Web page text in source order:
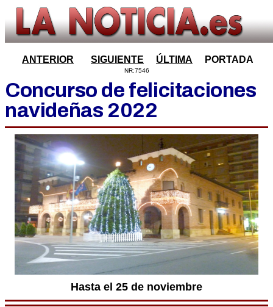
ANTERIOR SIGUIENTE ÚLTIMA PORTADA
NR:7546
Concurso de felicitaciones
navideñas 2022
Hasta el 25 de noviembre